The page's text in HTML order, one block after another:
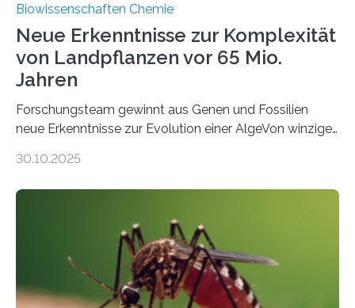
Biowissenschaften Chemie
Neue Erkenntnisse zur Komplexität
von Landpflanzen vor 65 Mio.
Jahren
Forschungsteam gewinnt aus Genen und Fossilien
neue Erkenntnisse zur Evolution einer AlgeVon winzigen
Landpflanzen zählen zu den komplexesten
Grünalgen, die vor Hunderten von Millionen Jahren
lebten. Unter den Vorfahren sticht eine Gruppe heraus,
die noch heute in der Natur vorkommt: die
Süßwasseralge Coleochaetophyceae. Einige Arten
dieser Gruppe bilden aus Zellfäden dichte Geflechte
30.10.2025